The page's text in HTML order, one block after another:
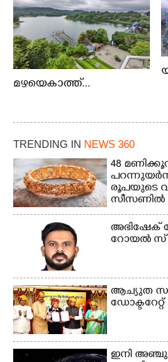
മഴയെകാത്ത്...
TRENDING IN NEWS 360
48
രൂപയുടെ
സീസണിൽ
അഭിഷേക്
റോയൽ സ്
ആച്യുത
ഡോക്ടറേറ്റ്
ഇനി